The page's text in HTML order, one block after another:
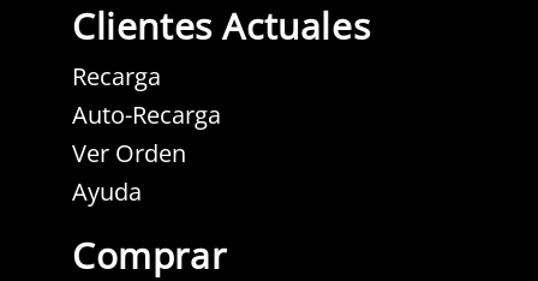
Clientes Actuales
Recarga
Auto-Recarga
Ver Orden
Ayuda
Comprar